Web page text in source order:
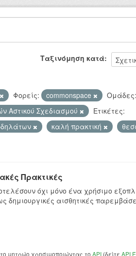
Ταξινόμηση κατά
Φορείς: commonspace
Ομάδες:
Αστικού Σχεδιασμού
Ετικέτες:
καλή πρακτική
Πρακτικές
όχι μόνο ένα χρήσιμο
δημιουργικές αισθητικές
μητρώο χρησιμοποιώντας το API (δείτε API